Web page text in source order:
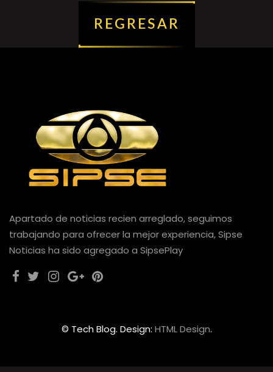
REGRESAR
Apartado de noticias recien arreglado, seguimos
trabajando para ofrecer la mejor experiencia, Sipse
Noticias ha sido agregado a SipsePlay
© Tech Blog. Design: HTML Design.